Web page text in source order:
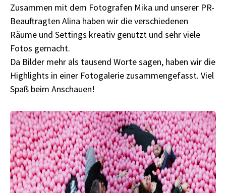
Zusammen mit dem Fotografen Mika und unserer PR-
Beauftragten Alina haben wir die verschiedenen
Räume und Settings kreativ genutzt und sehr viele
Fotos gemacht.
Da Bilder mehr als tausend Worte sagen, haben wir die
Highlights in einer Fotogalerie zusammengefasst. Viel
Spaß beim Anschauen!